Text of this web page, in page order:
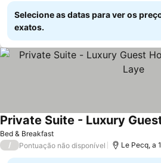
Selecione as datas para ver os
exatos.
Bed & Breakfast
/ Pontuação não disponível Le Pecq, a